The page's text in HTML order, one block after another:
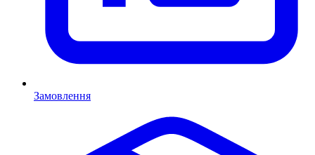
Замовлення